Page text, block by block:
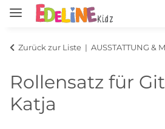
Zurück zur Liste AUSSTATTUNG &
Rollensatz für
Katja